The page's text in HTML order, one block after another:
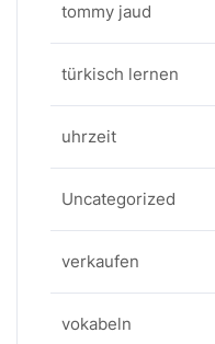
tommy jaud
türkisch lernen
uhrzeit
Uncategorized
verkaufen
vokabeln